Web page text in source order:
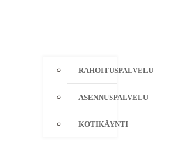
RAHOITUSPALVELU
ASENNUSPALVELU
KOTIKÄYNTI